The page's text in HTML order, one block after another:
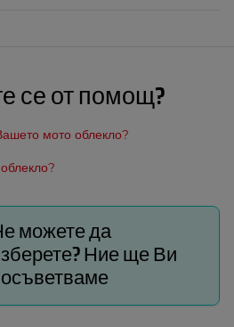
се от помощ?
мото облекло?
можете да
Ние ще Ви